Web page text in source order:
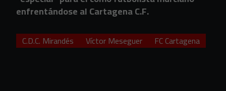
enfrentándose al Cartagena C.F.
C.D.C. Mirandés Víctor Meseguer FC Cartagena